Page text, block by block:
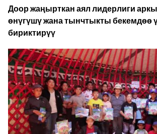
Доор жаңырткан аял лидерлиги
өнүгүшү жана тынчтыкты бекемдөө
бириктирүү